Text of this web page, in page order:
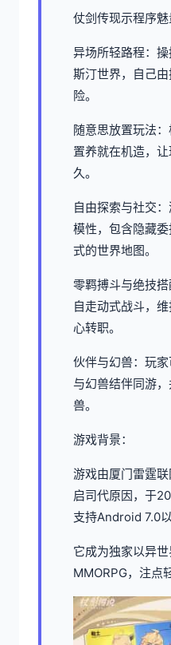
仗剑传现示程序魅
异场所轻路程：
斯汀世界，自己
险。
随意思放置玩法
置养就在机造，
久。
自由探索与社交
模性，包含隐藏
式的世界地图。
零羁搏斗与绝技
自走动式战斗，
心转职。
伙伴与幻兽：玩家
与幻兽结伴同游
兽。
游戏背景：
游戏由厦门雷霆
启司代原因，于
支持Android 7.0以
它成为独家以异
MMORPG，注点